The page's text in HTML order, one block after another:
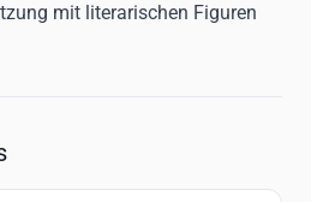
mit literarischen Figuren